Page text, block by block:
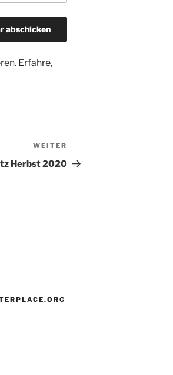
Erfahre,
Beitrag
WEITER
Herbst 2020